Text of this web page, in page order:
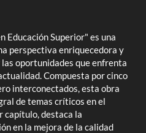
Educación Superior" es una
perspectiva enriquecedora y
oportunidades que enfrenta
Compuesta por cinco
interconectados, esta obra
de temas críticos en el
capítulo, destaca la
en la mejora de la calidad